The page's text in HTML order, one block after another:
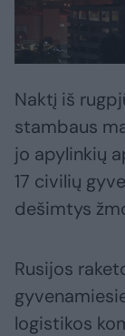
Naktį iš
stambaus
jo apylinkių
17 civilių
dešimtys
Rusijos
logistikos